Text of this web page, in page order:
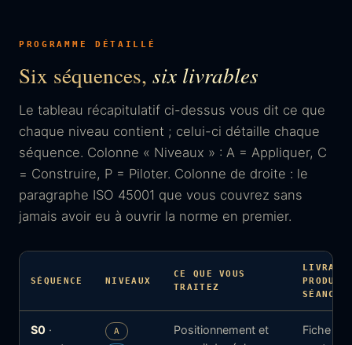
PROGRAMME DÉTAILLÉ
Six séquences, six livrables
Le tableau récapitulatif ci-dessus vous dit ce que
chaque niveau contient ; celui-ci détaille chaque
séquence. Colonne « Niveaux » : A = Appliquer, C
= Construire, P = Piloter. Colonne de droite : le
paragraphe ISO 45001 que vous couvrez sans
jamais avoir eu à ouvrir la norme en premier.
SÉQUENCE NIVEAUX
CE QUE VOUS
TRAITEZ
PRODUIT
SÉANCE
S0 ·
A
Positionnement et
Fiche